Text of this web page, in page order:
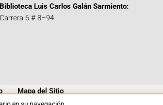
Biblioteca Luis Carlos Galán Sarmiento:
Carrera 6 # 8–94
Mapa del Sitio